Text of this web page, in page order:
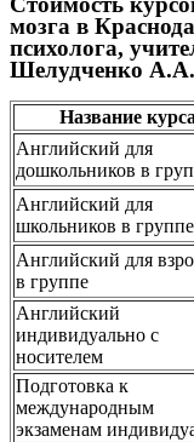
мозга в
психолога,
Шелудченко А.А.
Название курса
Английский для
дошкольников в
Английский для
школьников в группе
Английский для
в группе
Английский
индивидуально с
носителем
Подготовка к
международным
экзаменам